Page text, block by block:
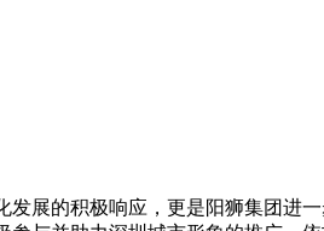
展的积极响应，更是阳狮集团进